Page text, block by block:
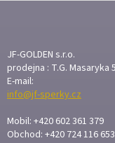
A
T
JF-GOLDEN s.r.o.
prodejna : T.G. Masaryka
E-mail:
info@jf-sperky.cz
Mobil: +420 602 361 379
Obchod: +420 724 116 653